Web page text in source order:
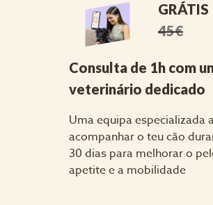
GRÁTIS
45€
Consulta de 1h com
veterinário dedicado
Uma equipa especializada
acompanhar o teu cão
30 dias para melhorar o
apetite e a mobilidade